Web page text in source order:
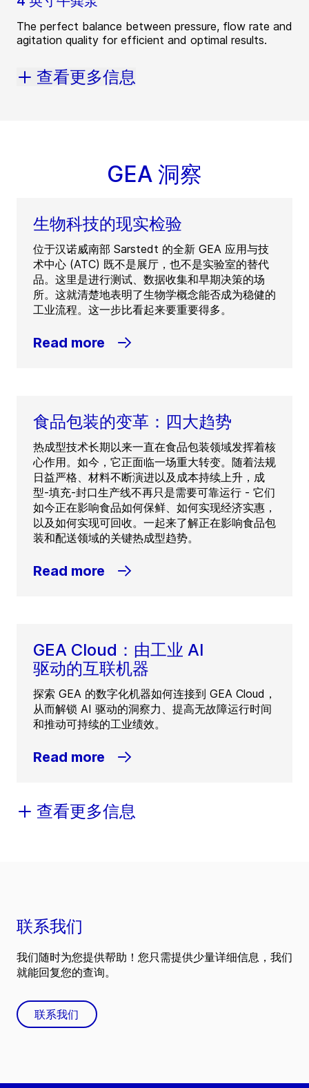
The perfect balance between pressure, flow rate and
agitation quality for efficient and optimal results.
查看更多信息
GEA 洞察
生物科技的现实检验
位于汉诺威南部 Sarstedt 的全新 GEA 应用与技
术中心 (ATC) 既不是展厅，也不是实验室的替代
品。这里是进行测试、数据收集和早期决策的场
所。这就清楚地表明了生物学概念能否成为稳健的
工业流程。这一步比看起来要重要得多。
Read more
食品包装的变革：四大趋势
热成型技术长期以来一直在食品包装领域发挥着核
心作用。如今，它正面临一场重大转变。随着法规
日益严格、材料不断演进以及成本持续上升，成
型-填充-封口生产线不再只是需要可靠运行 - 它们
如今正在影响食品如何保鲜、如何实现经济实惠，
以及如何实现可回收。一起来了解正在影响食品包
装和配送领域的关键热成型趋势。
Read more
GEA Cloud：由工业 AI
驱动的互联机器
探索 GEA 的数字化机器如何连接到 GEA Cloud，
从而解锁 AI 驱动的洞察力、提高无故障运行时间
和推动可持续的工业绩效。
Read more
查看更多信息
联系我们
我们随时为您提供帮助！您只需提供少量详细信息，我们
就能回复您的查询。
联系我们